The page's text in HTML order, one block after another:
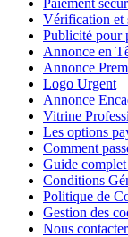
Vérification et
Publicité pour
Annonce en
Annonce
Logo Urgent
Annonce
Vitrine
Les options
Comment
Guide
Conditions
Politique de
Gestion des
Nous contacter